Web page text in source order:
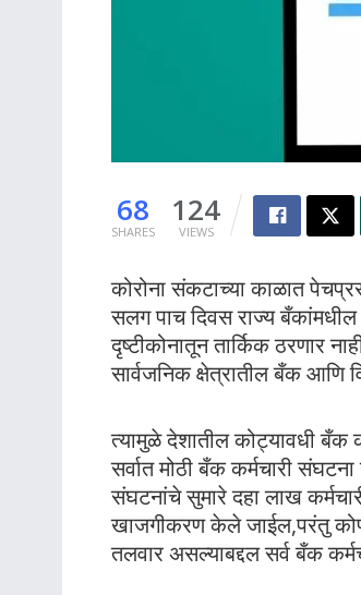
68
SHARES
124
VIEWS
कोरोना संकटाच्या काळात
सलग पाच दिवस राज्य
दृष्टीकोनातून तार्किक ठरणार
सार्वजनिक क्षेत्रातील बँक
त्यामुळे देशातील कोट्यावधी बँक
सर्वात मोठी बँक कर्मचारी
संघटनांचे सुमारे दहा लाख
खाजगीकरण केले जाईल,परंतु
तलवार असल्याबद्दल सर्व बँक